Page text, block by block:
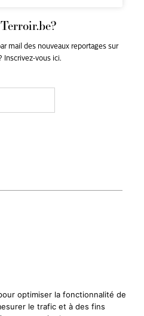
mail des nouveaux reportages sur
Inscrivez-vous ici.
optimiser la fonctionnalité de
le trafic et à des fins